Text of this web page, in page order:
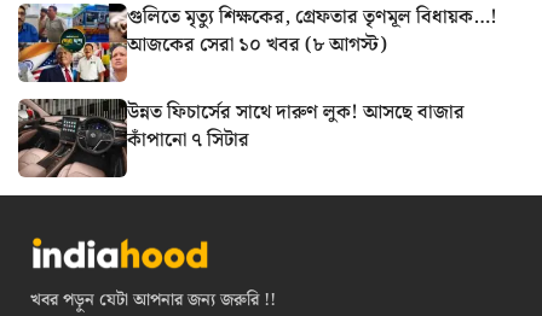
গুলিতে মৃত্যু শিক্ষকের, গ্রেফতার তৃণমূল বিধায়ক…!
আজকের সেরা ১০ খবর (৮ আগস্ট)
উন্নত ফিচার্সের সাথে দারুণ লুক! আসছে বাজার
কাঁপানো ৭ সিটার
খবর পড়ুন যেটা আপনার জন্য জরুরি !!